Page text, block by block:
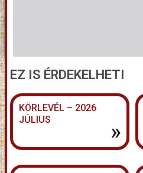
EZ IS ÉRDEKELHETI
KÖRLEVÉL – 2026
JÚLIUS
»